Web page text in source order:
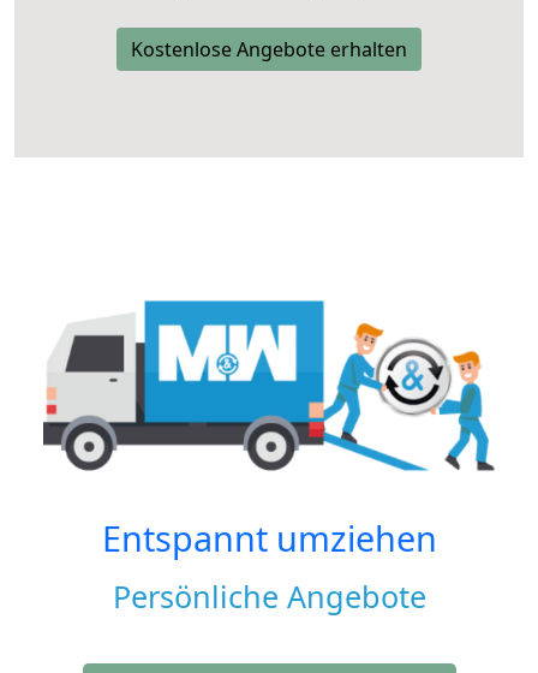
Kostenlose Angebote erhalten
Entspannt umziehen
Persönliche Angebote